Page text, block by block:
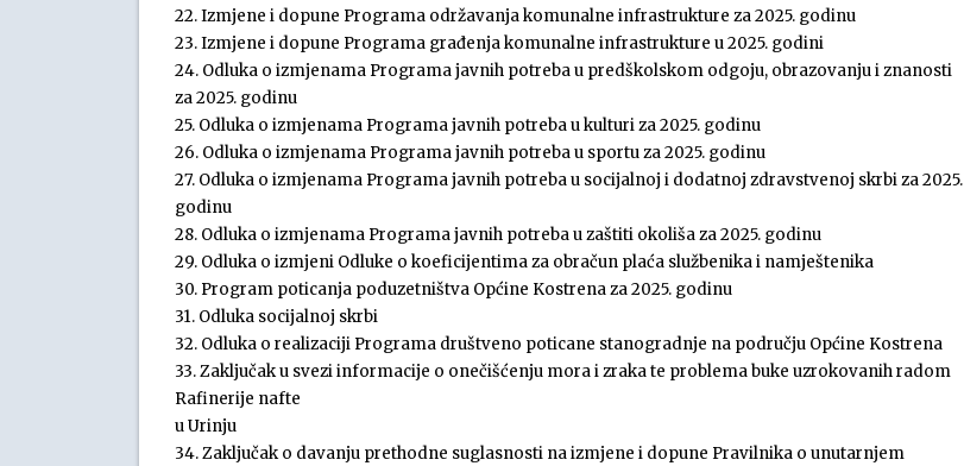
22. Izmjene i dopune Programa održavanja komunalne infrastrukture za 2025. godinu
23. Izmjene i dopune Programa građenja komunalne infrastrukture u 2025. godini
24. Odluka o izmjenama Programa javnih potreba u predškolskom odgoju, obrazovanju i znanosti
za 2025. godinu
25. Odluka o izmjenama Programa javnih potreba u kulturi za 2025. godinu
26. Odluka o izmjenama Programa javnih potreba u sportu za 2025. godinu
27. Odluka o izmjenama Programa javnih potreba u socijalnoj i dodatnoj zdravstvenoj skrbi za 2025.
godinu
28. Odluka o izmjenama Programa javnih potreba u zaštiti okoliša za 2025. godinu
29. Odluka o izmjeni Odluke o koeficijentima za obračun plaća službenika i namještenika
30. Program poticanja poduzetništva Općine Kostrena za 2025. godinu
31. Odluka socijalnoj skrbi
32. Odluka o realizaciji Programa društveno poticane stanogradnje na području Općine Kostrena
33. Zaključak u svezi informacije o onečišćenju mora i zraka te problema buke uzrokovanih radom
Rafinerije nafte
u Urinju
34. Zaključak o davanju prethodne suglasnosti na izmjene i dopune Pravilnika o unutarnjem